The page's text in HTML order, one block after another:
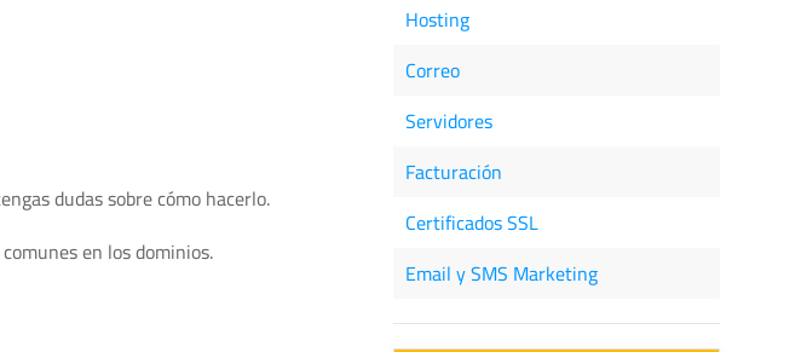
dudas sobre cómo hacerlo.
en los dominios.
Hosting
Correo
Servidores
Facturación
Certificados SSL
Email y SMS Marketing